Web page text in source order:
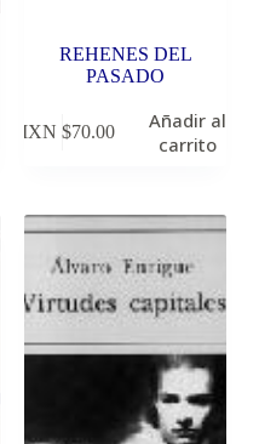
REHENES DEL
PASADO
MXN $70.00
Añadir al
carrito